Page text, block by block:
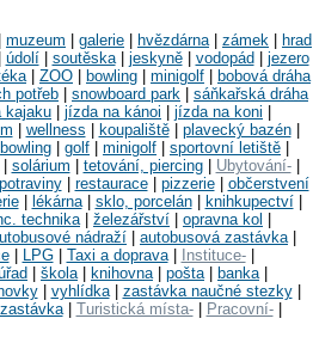
| muzeum | galerie | hvězdárna | zámek | hrad
údolí| soutěska| jeskyně| vodopád| jezero
| ZOO | bowling | minigolf | bobová dráha
potřeb | snowboard park | sáňkařská dráha
kajaku | jízda na kánoi | jízda na koni |
| wellness | koupaliště| plavecký bazén|
bowling | golf | minigolf | sportovní letiště |
solárium | tetování, piercing| Ubytování-|
potraviny| restaurace| pizzerie| občerstvení
| lékárna| sklo, porcelán| knihkupectví|
technika | železářství | opravna kol |
nádraží | autobusová zastávka |
| LPG| Taxi a doprava| Instituce-|
| škola | knihovna | pošta | banka |
| vyhlídka| zastávka naučné stezky|
| Turistická místa-| Pracovní-|